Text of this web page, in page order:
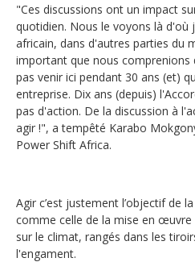
"Ces discussions ont un impact
quotidien. Nous le voyons là d'où
africain, dans d'autres parties du
important que nous comprenions
pas venir ici pendant 30 ans (et)
entreprise. Dix ans (depuis)
pas d'action. De la discussion à
agir !", a tempêté Karabo
Power Shift Africa.
Agir c’est justement l’objectif de
comme celle de la mise en œuvre
sur le climat, rangés dans les
l'engament.